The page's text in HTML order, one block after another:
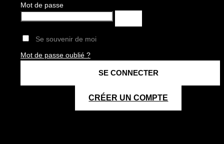
Mot de passe
Se souvenir de moi
Mot de passe oublié ?
CRÉER UN COMPTE